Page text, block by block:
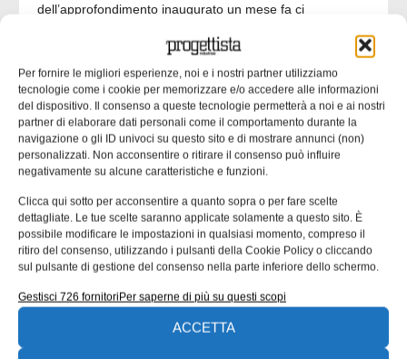
Per fornire le migliori esperienze, noi e i nostri partner utilizziamo
tecnologie come i cookie per memorizzare e/o accedere alle informazioni
del dispositivo. Il consenso a queste tecnologie permetterà a noi e ai nostri
partner di elaborare dati personali come il comportamento durante la
navigazione o gli ID univoci su questo sito e di mostrare annunci (non)
personalizzati. Non acconsentire o ritirare il consenso può influire
negativamente su alcune caratteristiche e funzioni.
Clicca qui sotto per acconsentire a quanto sopra o per fare scelte
dettagliate. Le tue scelte saranno applicate solamente a questo sito. È
possibile modificare le impostazioni in qualsiasi momento, compreso il
ritiro del consenso, utilizzando i pulsanti della Cookie Policy o cliccando
sul pulsante di gestione del consenso nella parte inferiore dello schermo.
Gestisci 726 fornitoriPer saperne di più su questi scopi
ACCETTA
dell’approfondimento inaugurato un mese fa ci
che collegano progettista, officina e coordinatore di
saldatura. Una quota rilevante delle non
Emanuela Bianchi 24/07/2026
CONTENUTI SPONSORIZZATI